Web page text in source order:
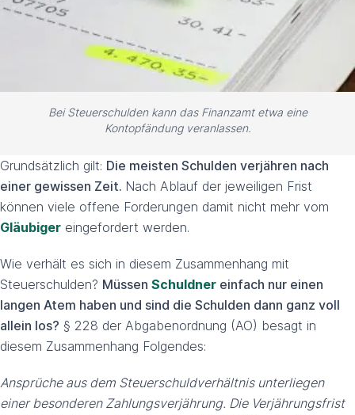
Bei Steuerschulden kann das Finanzamt etwa eine
Kontopfändung veranlassen.
Grundsätzlich gilt: Die meisten Schulden verjähren nach
einer gewissen Zeit. Nach Ablauf der jeweiligen Frist
können viele offene Forderungen damit nicht mehr vom
Gläubiger eingefordert werden.
Wie verhält es sich in diesem Zusammenhang mit
Steuerschulden? Müssen Schuldner einfach nur einen
langen Atem haben und sind die Schulden dann ganz voll
allein los? § 228 der Abgabenordnung (AO) besagt in
diesem Zusammenhang Folgendes:
Ansprüche aus dem Steuerschuldverhältnis unterliegen
einer besonderen Zahlungsverjährung. Die Verjährungsfrist